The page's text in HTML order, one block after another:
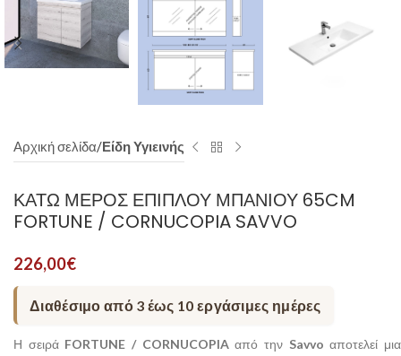
Αρχική σελίδα Είδη Υγιεινής
ΚΆΤΩ ΜΈΡΟΣ ΕΠΊΠΛΟΥ ΜΠΆΝΙΟΥ 65CM
FORTUNE / CORNUCOPIA SAVVO
226,00€
Διαθέσιμο από 3 έως 10 εργάσιμες ημέρες
Η σειρά FORTUNE / CORNUCOPIAαπό την Savvoαποτελεί μια